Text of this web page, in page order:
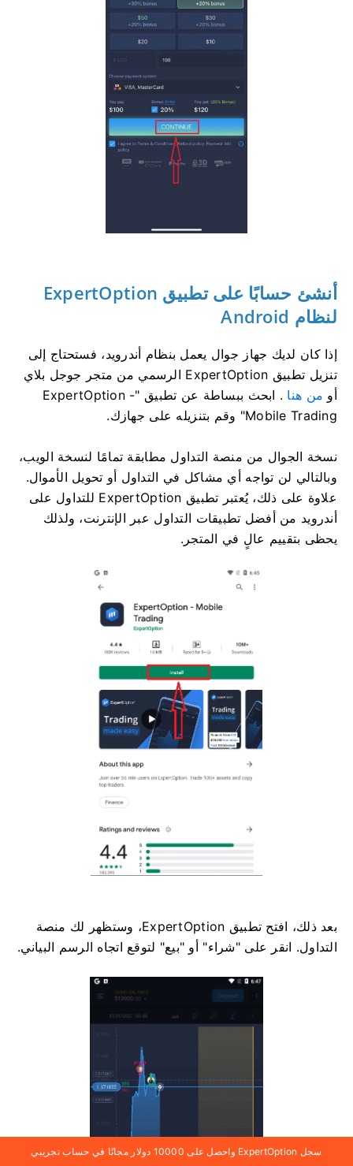
أنشئ حسابًا على تطبيق ExpertOption
لنظام Android
إذا كان لديك جهاز جوال يعمل بنظام أندرويد، فستحتاج إلى
تنزيل تطبيق ExpertOption الرسمي من متجر جوجل بلاي
أو من هنا
. ابحث ببساطة عن تطبيق "ExpertOption -
Mobile Trading" وقم بتنزيله على جهازك.
نسخة الجوال من منصة التداول مطابقة تمامًا لنسخة الويب،
وبالتالي لن تواجه أي مشاكل في التداول أو تحويل الأموال.
علاوة على ذلك، يُعتبر تطبيق ExpertOption للتداول على
أندرويد من أفضل تطبيقات التداول عبر الإنترنت، ولذلك
يحظى بتقييم عالٍ في المتجر.
بعد ذلك، افتح تطبيق ExpertOption، وستظهر لك منصة
التداول. انقر على "شراء" أو "بيع" لتوقع اتجاه الرسم البياني.
سجل ExpertOption واحصل على 10000 دولار مجانًا في حساب تجريبي